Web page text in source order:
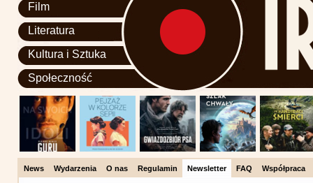
Film
Literatura
Kultura i Sztuka
Społeczność
News Wydarzenia O nas Regulamin Newsletter FAQ Współpraca